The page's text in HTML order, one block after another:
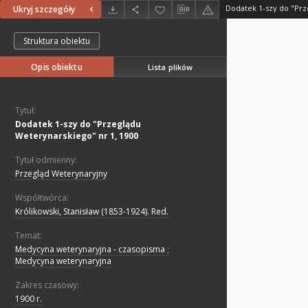
Ukryj szczegóły
Struktura obiektu
Opis obiektu Lista plików
Tytuł:
Dodatek 1-szy do "Przeglądu
Weterynarskiego" nr 1, 1900
Tytuł odmienny:
Przegląd Weterynaryjny
Współtwórca:
Królikowski, Stanisław (1853-1924). Red.
Temat:
Medycyna weterynaryjna - czasopisma ;
Medycyna weterynaryjna
Zakres czasowy:
1900 r.